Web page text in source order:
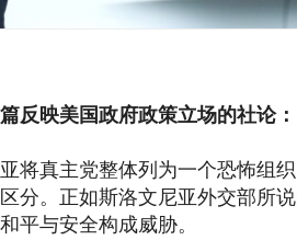
反映美国政府政策立场的社论：
将真主党整体列为一个恐怖组
分。正如斯洛文尼亚外交部所
平与安全构成威胁。